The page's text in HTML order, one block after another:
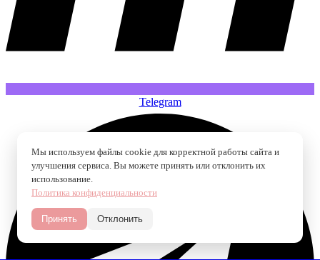
Telegram
Мы используем файлы cookie для корректной работы сайта и
улучшения сервиса. Вы можете принять или отклонить их
использование.
Политика конфиденциальности
Принять Отклонить